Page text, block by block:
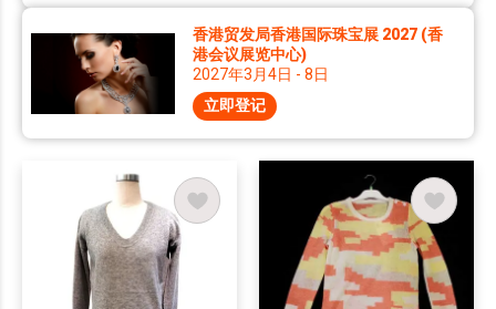
香港贸发局香港国际珠宝展 2027 (香
港会议展览中心)
2027年3月4日 - 8日
立即登记